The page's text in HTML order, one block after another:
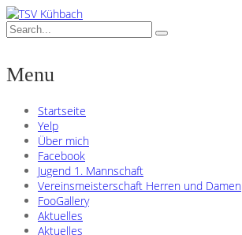
Menu
Startseite
Yelp
Über mich
Facebook
Jugend 1. Mannschaft
Vereinsmeisterschaft Herren und Damen
FooGallery
Aktuelles
Aktuelles